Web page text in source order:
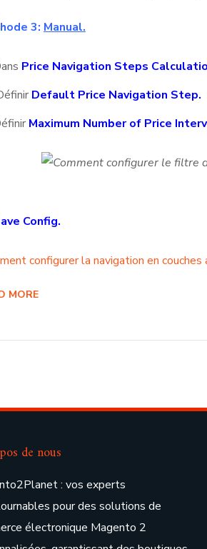
3: Manual.
Price Navigation Steps
Default Price Navigation Step.
Maximum Number of Price
Config.
configurer la navigation en
MORE
de nous
: vos experts
pour des solutions de
électronique Magento 2